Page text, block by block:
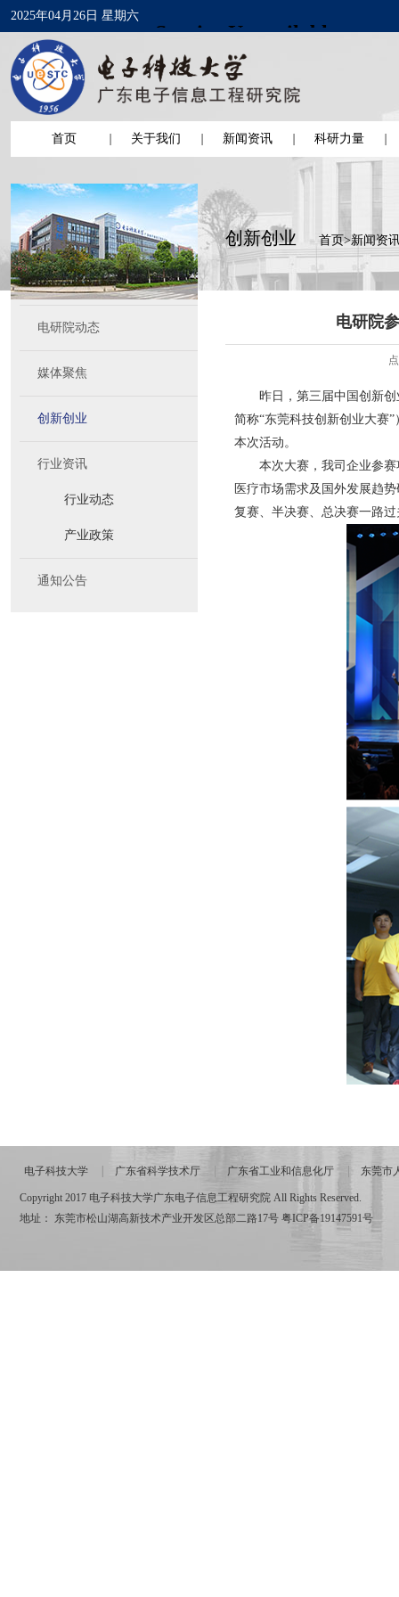
2025年04月26日 星期六
首页 关于我们 新闻资讯 科研力量
电研院动态
媒体聚焦
创新创业
行业资讯
行业动态
产业政策
通知公告
创新创业 首页>新闻资
电研院
昨日，第三届中国创新
简称“东莞科技创新创业大赛
本次活动。
本次大赛，我司企业参
医疗市场需求及国外发展趋
复赛、半决赛、总决赛一路
电子科技大学 广东省科学技术厅 广东省工业和信息化厅 东莞市
Copyright 2017 电子科技大学广东电子信息工程研究院 All Rights Reserved.
地址： 东莞市松山湖高新技术产业开发区总部二路17号 粤ICP备19147591号